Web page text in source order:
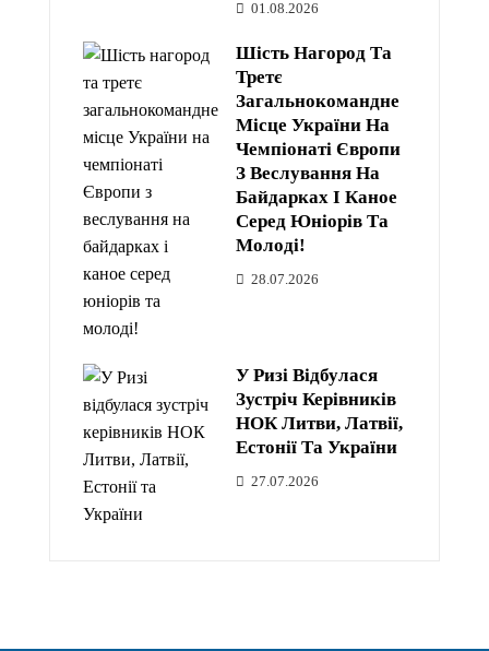
01.08.2026
Шість Нагород Та
Третє
Загальнокомандне
Місце України На
Чемпіонаті Європи
З Веслування На
Байдарках І Каное
Серед Юніорів Та
Молоді!
28.07.2026
У Ризі Відбулася
Зустріч Керівників
НОК Литви, Латвії,
Естонії Та України
27.07.2026